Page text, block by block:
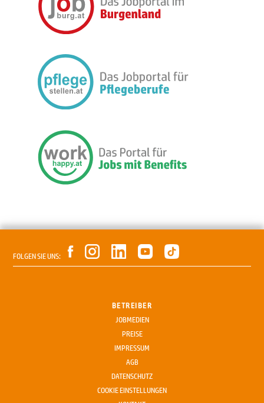
FOLGEN SIE UNS:
BETREIBER
JOBMEDIEN
PREISE
IMPRESSUM
AGB
DATENSCHUTZ
COOKIE EINSTELLUNGEN